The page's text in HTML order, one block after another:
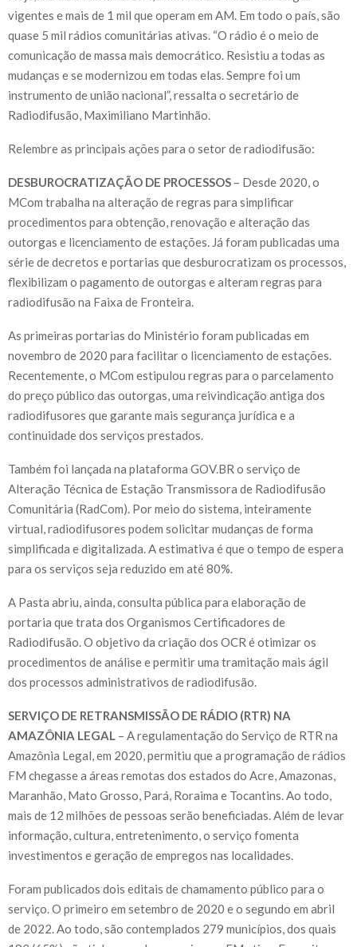
vigentes e mais de 1 mil que operam em AM. Em todo o país, são
quase 5 mil rádios comunitárias ativas. “O rádio é o meio de
comunicação de massa mais democrático. Resistiu a todas as
mudanças e se modernizou em todas elas. Sempre foi um
instrumento de união nacional”, ressalta o secretário de
Radiodifusão, Maximiliano Martinhão.
Relembre as principais ações para o setor de radiodifusão:
DESBUROCRATIZAÇÃO DE PROCESSOS – Desde 2020, o
MCom trabalha na alteração de regras para simplificar
procedimentos para obtenção, renovação e alteração das
outorgas e licenciamento de estações. Já foram publicadas uma
série de decretos e portarias que desburocratizam os processos,
flexibilizam o pagamento de outorgas e alteram regras para
radiodifusão na Faixa de Fronteira.
As primeiras portarias do Ministério foram publicadas em
novembro de 2020 para facilitar o licenciamento de estações.
Recentemente, o MCom estipulou regras para o parcelamento
do preço público das outorgas, uma reivindicação antiga dos
radiodifusores que garante mais segurança jurídica e a
continuidade dos serviços prestados.
Também foi lançada na plataforma GOV.BR o serviço de
Alteração Técnica de Estação Transmissora de Radiodifusão
Comunitária (RadCom). Por meio do sistema, inteiramente
virtual, radiodifusores podem solicitar mudanças de forma
simplificada e digitalizada. A estimativa é que o tempo de espera
para os serviços seja reduzido em até 80%.
A Pasta abriu, ainda, consulta pública para elaboração de
portaria que trata dos Organismos Certificadores de
Radiodifusão. O objetivo da criação dos OCR é otimizar os
procedimentos de análise e permitir uma tramitação mais ágil
dos processos administrativos de radiodifusão.
SERVIÇO DE RETRANSMISSÃO DE RÁDIO (RTR) NA
AMAZÔNIA LEGAL – A regulamentação do Serviço de RTR na
Amazônia Legal, em 2020, permitiu que a programação de rádios
FM chegasse a áreas remotas dos estados do Acre, Amazonas,
Maranhão, Mato Grosso, Pará, Roraima e Tocantins. Ao todo,
mais de 12 milhões de pessoas serão beneficiadas. Além de levar
informação, cultura, entretenimento, o serviço fomenta
investimentos e geração de empregos nas localidades.
Foram publicados dois editais de chamamento público para o
serviço. O primeiro em setembro de 2020 e o segundo em abril
de 2022. Ao todo, são contemplados 279 municípios, dos quais